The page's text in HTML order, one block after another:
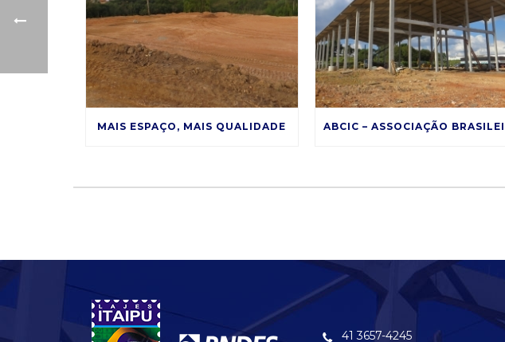
MAIS ESPAÇO, MAIS QUALIDADE
41 3657-4245